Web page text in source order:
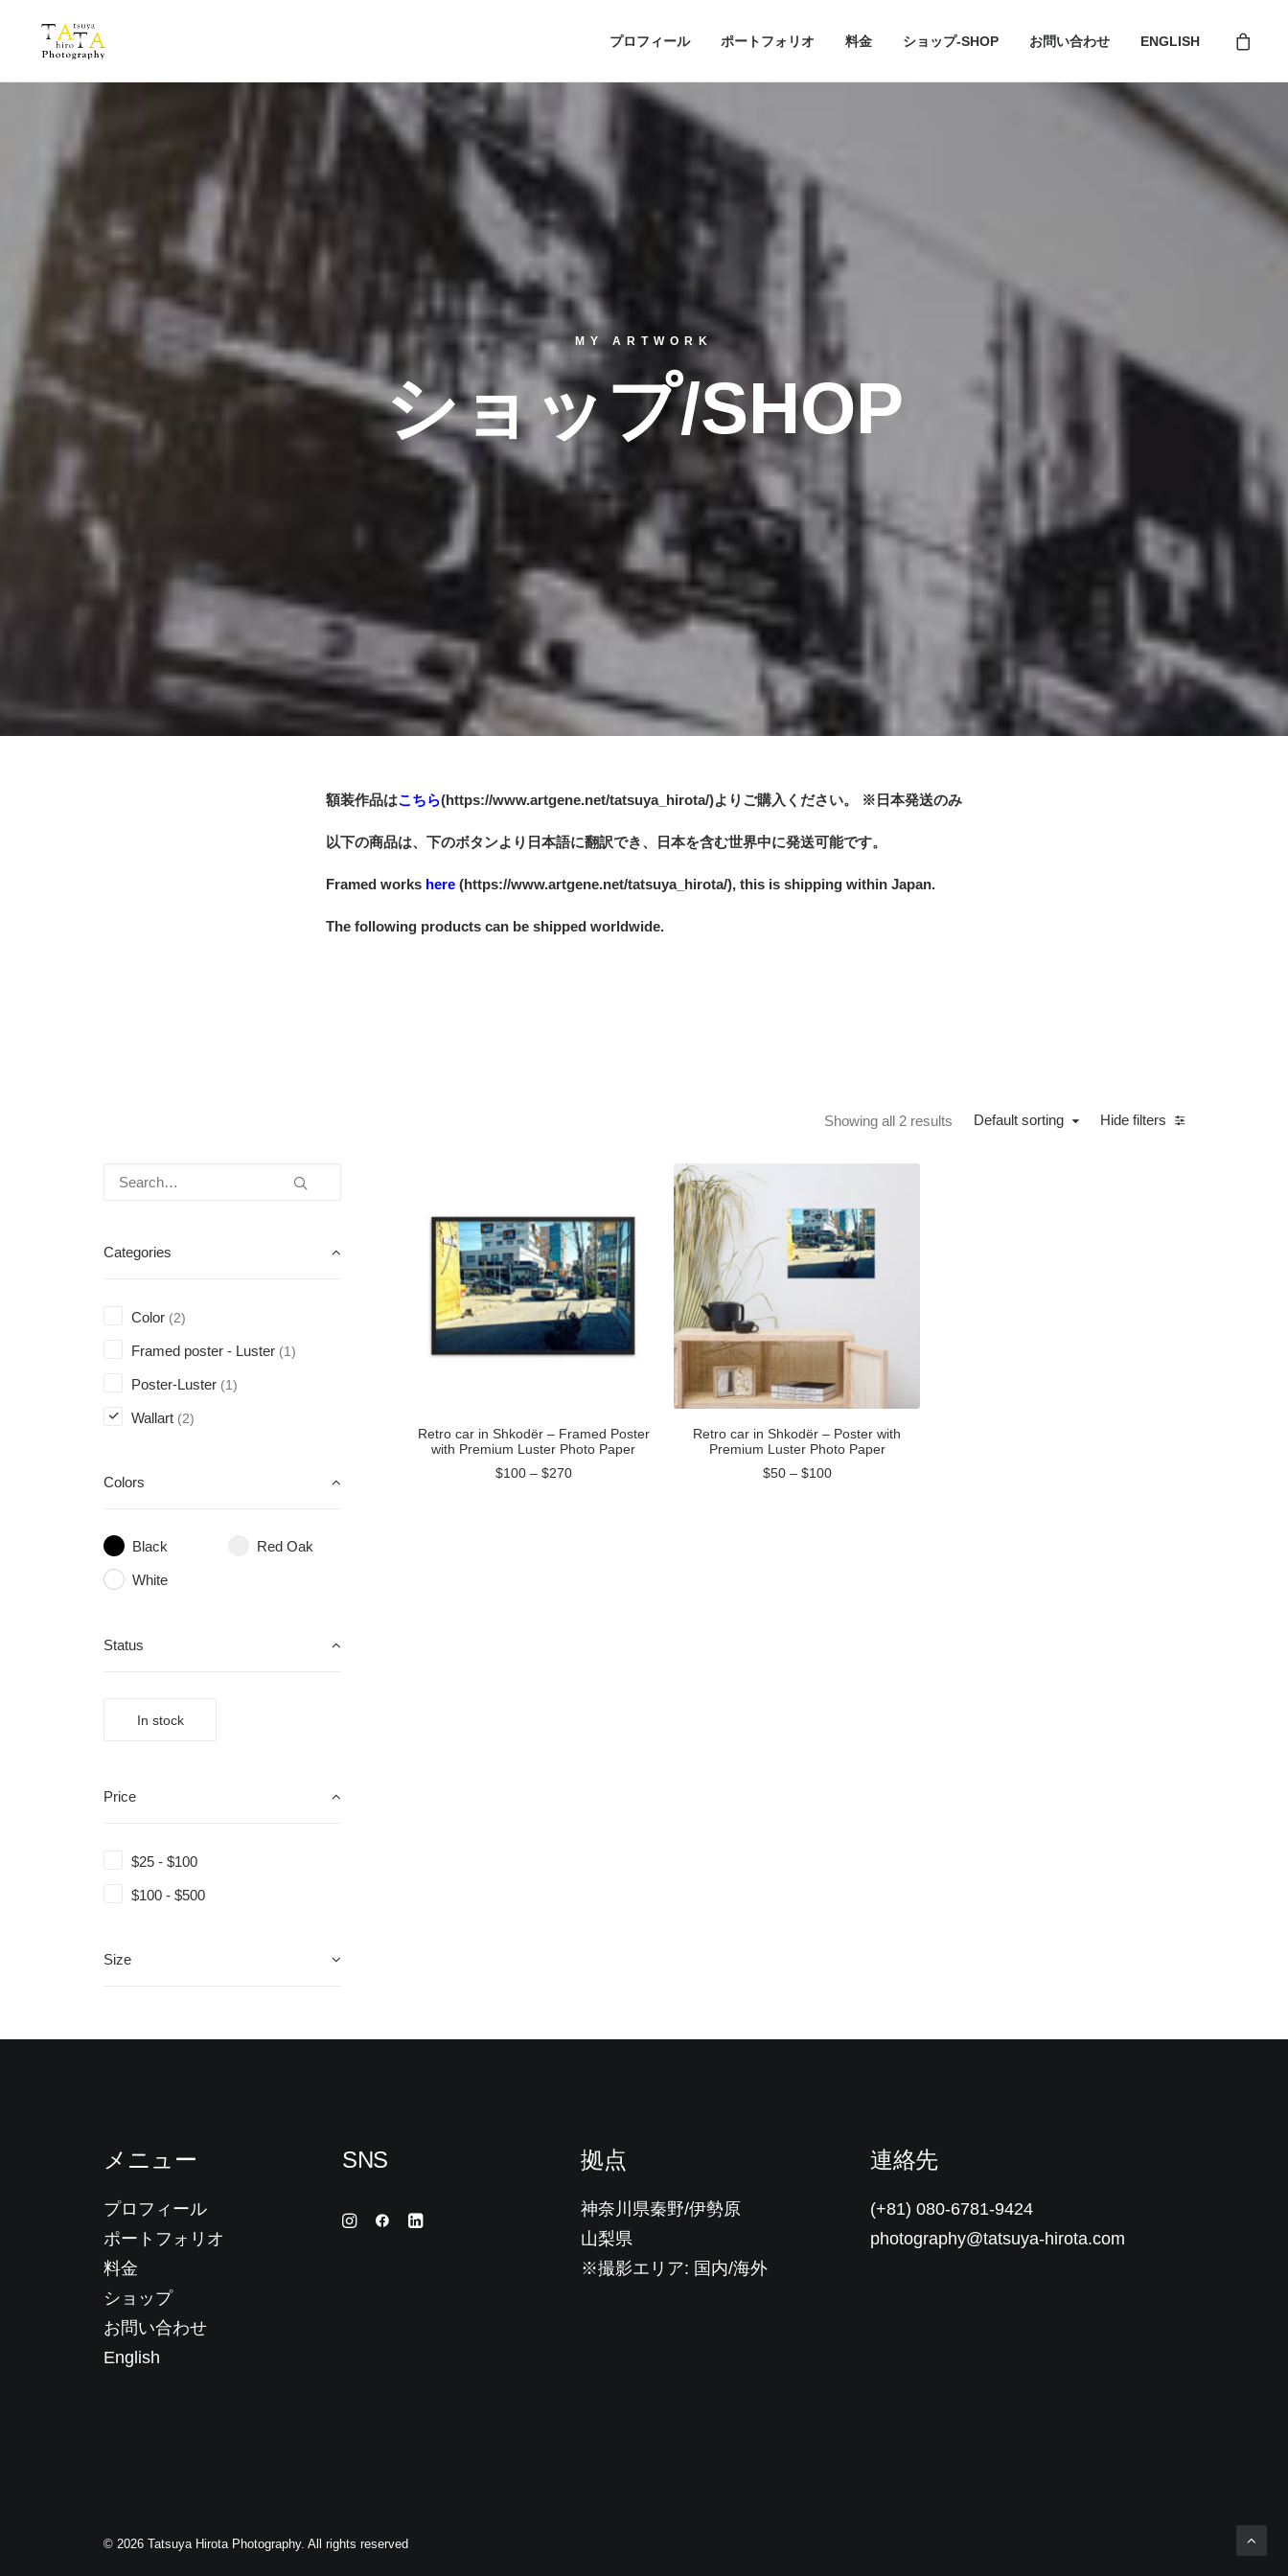
プロフィール ポートフォリオ 料金 ショップ-SHOP お問い合わせ ENGLISH
MY ARTWORK
ショップ/SHOP
額装作品はこちら(https://www.artgene.net/tatsuya_hirota/)よりご購入ください。 ※日本発送のみ
以下の商品は、下のボタンより日本語に翻訳でき、日本を含む世界中に発送可能です。
Framed works here (https://www.artgene.net/tatsuya_hirota/), this is shipping within Japan.
The following products can be shipped worldwide.
Hide filters
Default sorting
Showing all 2 results
Categories
Color (2)
Framed poster - Luster (1)
Poster-Luster (1)
Wallart (2)
Colors
Black Red Oak
White
Status
In stock
Price
$25 - $100
$100 - $500
Size
Retro car in Shkodër – Framed Poster
with Premium Luster Photo Paper
$100– $270
Retro car in Shkodër – Poster with
Premium Luster Photo Paper
$50– $100
メニュー
プロフィール
ポートフォリオ
料金
ショップ
お問い合わせ
English
SNS 拠点
神奈川県秦野/伊勢原
山梨県
※撮影エリア: 国内/海外
連絡先
(+81) 080-6781-9424
photography@tatsuya-hirota.com
© 2026 Tatsuya Hirota Photography. All rights reserved